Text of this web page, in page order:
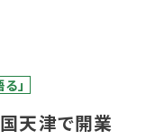
」
国天津で開業